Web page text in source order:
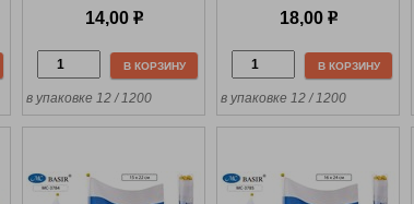
14,00 р
В КОРЗИНУ
в упаковке 12 / 1200
18,00 р
В КОРЗИНУ
в упаковке 12 / 1200